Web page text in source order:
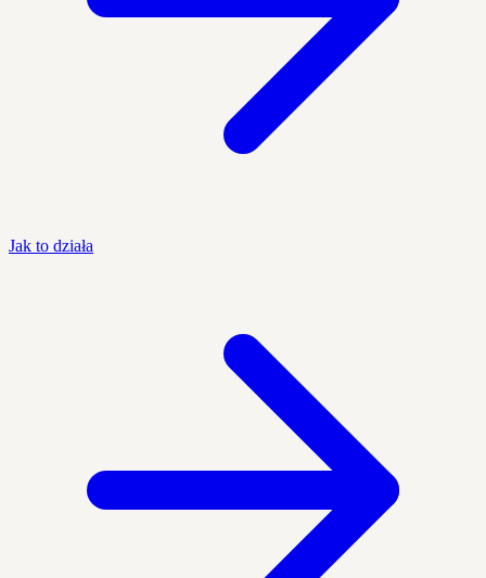
Jak to działa